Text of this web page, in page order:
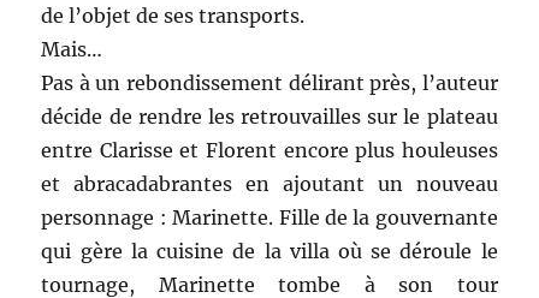
de l’objet de ses transports.
Mais…
Pas à un rebondissement délirant près, l’auteur
décide de rendre les retrouvailles sur le plateau
entre Clarisse et Florent encore plus houleuses
et abracadabrantes en ajoutant un nouveau
personnage : Marinette. Fille de la gouvernante
qui gère la cuisine de la villa où se déroule le
tournage, Marinette tombe à son tour